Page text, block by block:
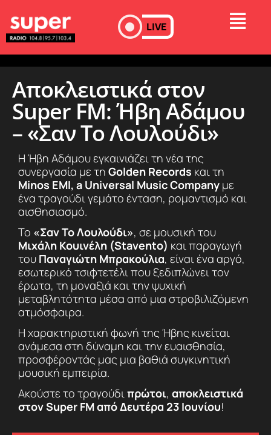
LIVE
Αποκλειστικά στον
Super FM: Ήβη Αδάμου
– «Σαν Το Λουλούδι»
Η Ήβη Αδάμου εγκαινιάζει τη νέα της
συνεργασία με τη Golden Records και τη
Minos EMI, a Universal Music Company με
ένα τραγούδι γεμάτο ένταση, ρομαντισμό και
αισθησιασμό.
Το «Σαν Το Λουλούδι», σε μουσική του
Μιχάλη Κουινέλη (Stavento) και παραγωγή
του Παναγιώτη Μπρακούλια, είναι ένα αργό,
εσωτερικό τσιφτετέλι που ξεδιπλώνει τον
έρωτα, τη μοναξιά και την ψυχική
μεταβλητότητα μέσα από μια στροβιλιζόμενη
ατμόσφαιρα.
Η χαρακτηριστική φωνή της Ήβης κινείται
ανάμεσα στη δύναμη και την ευαισθησία,
προσφέροντάς μας μια βαθιά συγκινητική
μουσική εμπειρία.
Ακούστε το τραγούδιπρώτοι, αποκλειστικά
στον Super FM από Δευτέρα 23 Ιουνίου!